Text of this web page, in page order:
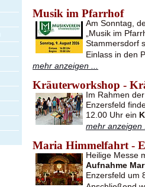
Musik im Pfarrhof
Am Sonntag,
„Musik im
Stammersdorf
Einlass in den
mehr anzeigen ...
Kräuterworkshop -
Im Rahmen
Enzersfeld
12.00 Uhr ein
mehr anzeigen
Maria Himmelfahrt -
Heilige Messe
Aufnahme
Enzersfeld um